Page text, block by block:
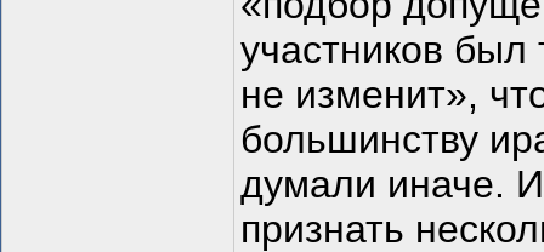
участников был
не изменит»,
большинству
думали иначе.
признать